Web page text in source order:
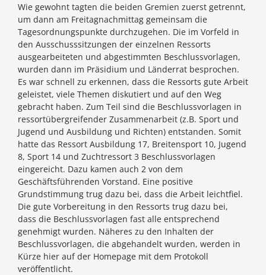
Wie gewohnt tagten die beiden Gremien zuerst getrennt,
um dann am Freitagnachmittag gemeinsam die
Tagesordnungspunkte durchzugehen. Die im Vorfeld in
den Ausschusssitzungen der einzelnen Ressorts
ausgearbeiteten und abgestimmten Beschlussvorlagen,
wurden dann im Präsidium und Länderrat besprochen.
Es war schnell zu erkennen, dass die Ressorts gute Arbeit
geleistet, viele Themen diskutiert und auf den Weg
gebracht haben. Zum Teil sind die Beschlussvorlagen in
ressortübergreifender Zusammenarbeit (z.B. Sport und
Jugend und Ausbildung und Richten) entstanden. Somit
hatte das Ressort Ausbildung 17, Breitensport 10, Jugend
8, Sport 14 und Zuchtressort 3 Beschlussvorlagen
eingereicht. Dazu kamen auch 2 von dem
Geschäftsführenden Vorstand. Eine positive
Grundstimmung trug dazu bei, dass die Arbeit leichtfiel.
Die gute Vorbereitung in den Ressorts trug dazu bei,
dass die Beschlussvorlagen fast alle entsprechend
genehmigt wurden. Näheres zu den Inhalten der
Beschlussvorlagen, die abgehandelt wurden, werden in
Kürze hier auf der Homepage mit dem Protokoll
veröffentlicht.